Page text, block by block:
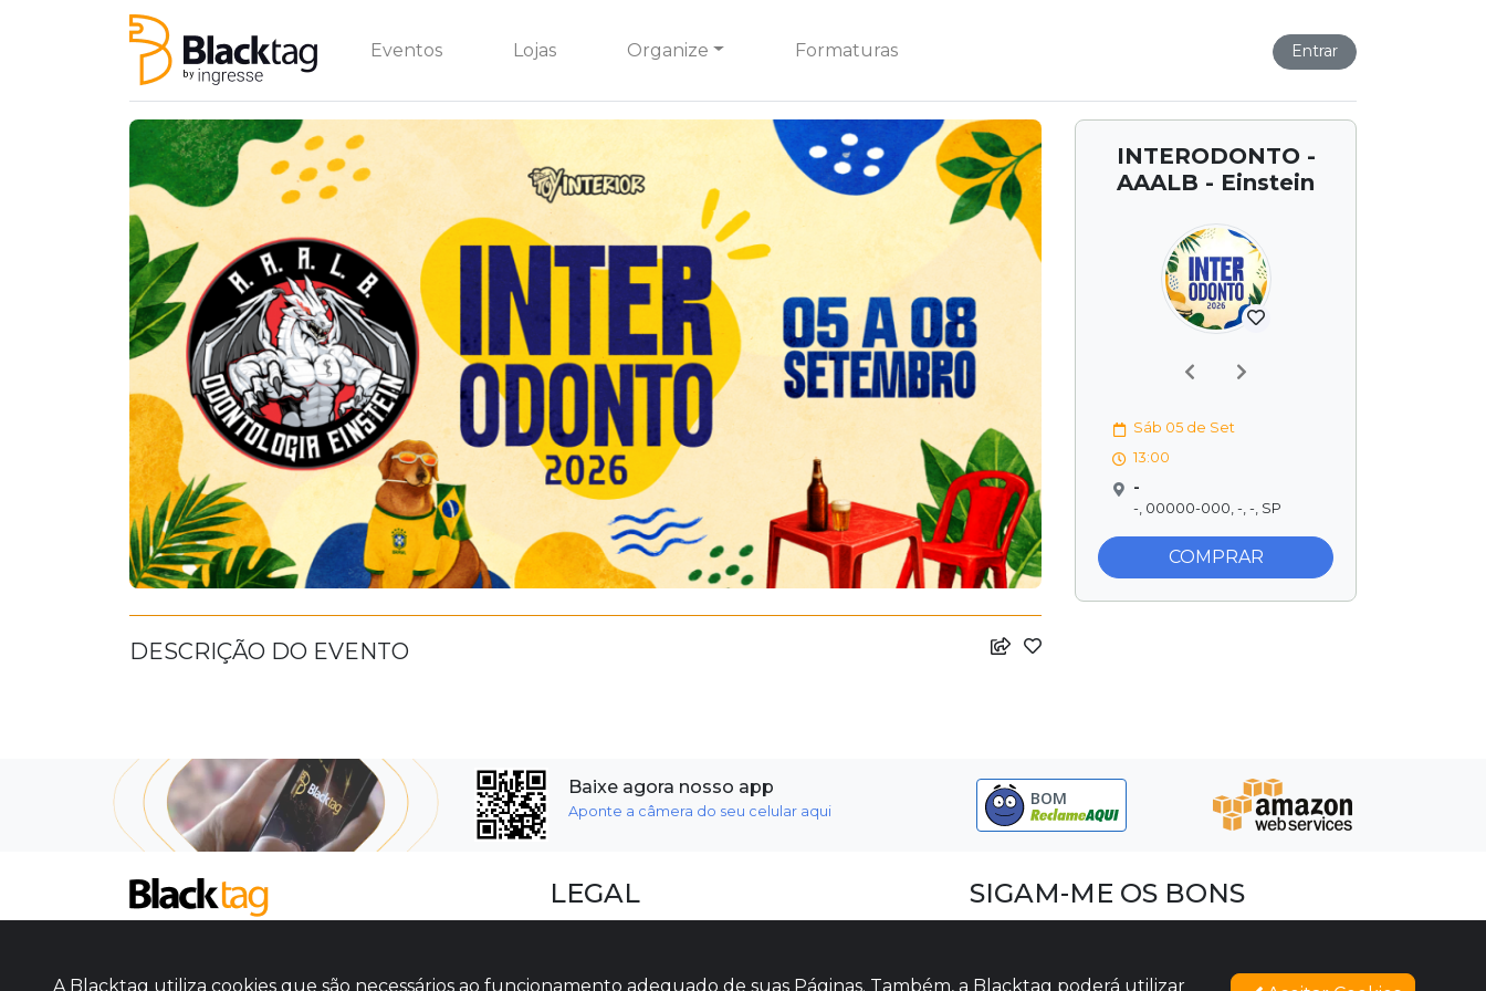
Eventos Lojas Organize Formaturas Entrar
INTERODONTO -
AAALB - Einstein
PreviousNext
Sáb 05 de Set
13:00
-
-, 00000-000, -, -, SP
COMPRAR
DESCRIÇÃO DO EVENTO
Baixe agora nosso app
Aponte a câmera do seu celular aqui
BOM
LEGAL SIGAM-ME OS BONS
A Blacktag utiliza cookies que são necessários ao funcionamento adequado de suas Páginas. Também, a Blacktag poderá utilizar